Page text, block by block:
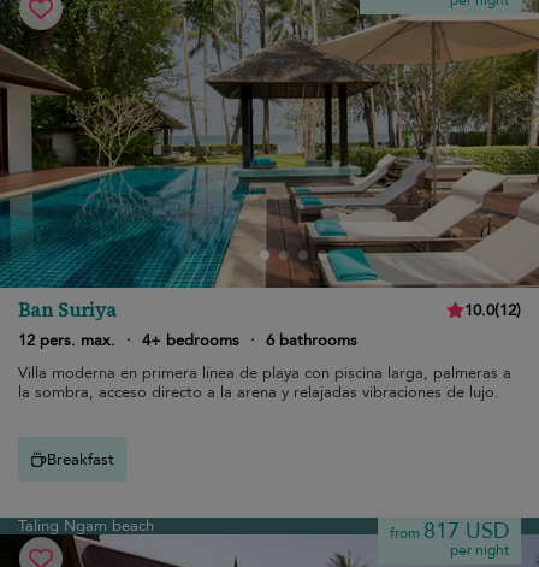
Ban Suriya 10.0(12)
12 pers. max.
· 4+ bedrooms · 6 bathrooms
Villa moderna en primera línea de playa con piscina larga, palmeras a
la sombra, acceso directo a la arena y relajadas vibraciones de lujo.
Breakfast
Taling Ngam beach from 817 USD
per night